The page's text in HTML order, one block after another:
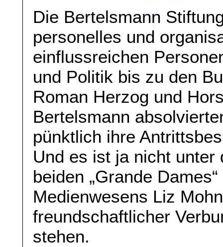
Die Bertelsmann
personelles und
einflussreichen
und Politik bis zu den
Roman Herzog und
Bertelsmann
pünktlich ihre
Und es ist ja nicht unter
beiden „Grande
Medienwesens Liz
freundschaftlicher
stehen.